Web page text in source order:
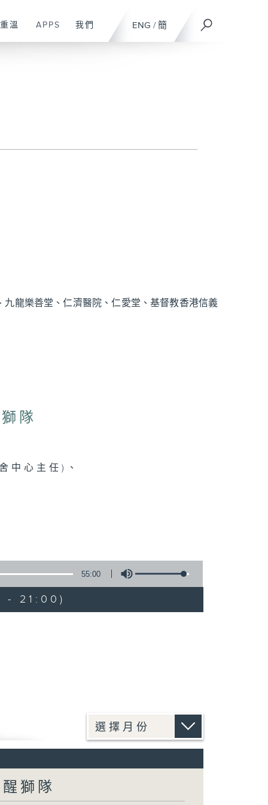
ENG / 簡
重溫 APPS 我們
龍樂善堂、仁濟醫院、仁愛堂、基督教香港信義
隊
中心主任)、
55:00
- 21:00)
獅隊